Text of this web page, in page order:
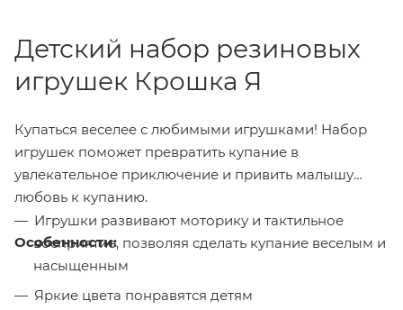
Детский набор резиновых
игрушек Крошка Я
Купаться веселее с любимыми игрушками! Набор
игрушек поможет превратить купание в
увлекательное приключение и привить малышу
любовь к купанию.
Особенности:
Игрушки развивают моторику и тактильное
восприятие, позволяя сделать купание веселым и
насыщенным
Яркие цвета понравятся детям